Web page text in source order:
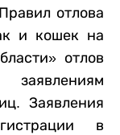
отлова
и кошек на
отлов
Заявления
в